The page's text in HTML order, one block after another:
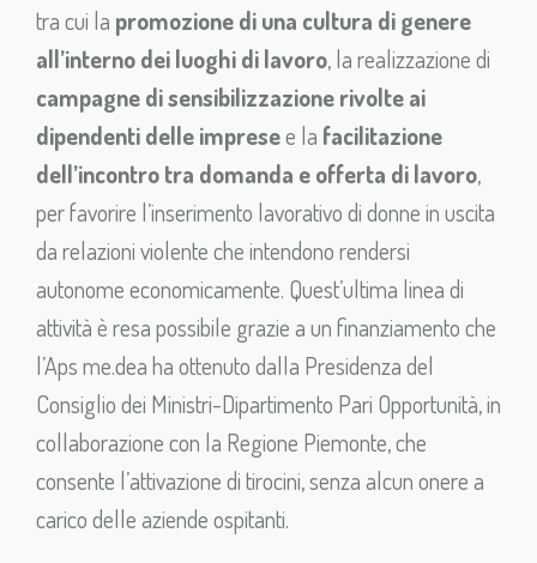
tra cui la promozione di una cultura di genere
all’interno dei luoghi di lavoro, la realizzazione di
campagne di sensibilizzazione rivolte ai
dipendenti delle impresee la facilitazione
dell’incontro tra domanda e offerta di lavoro,
per favorire l’inserimento lavorativo di donne in uscita
da relazioni violente che intendono rendersi
autonome economicamente. Quest’ultima linea di
attività è resa possibile grazie a un finanziamento che
l’Aps me.dea ha ottenuto dalla Presidenza del
Consiglio dei Ministri-Dipartimento Pari Opportunità, in
collaborazione con la Regione Piemonte, che
consente l’attivazione di tirocini, senza alcun onere a
carico delle aziende ospitanti.